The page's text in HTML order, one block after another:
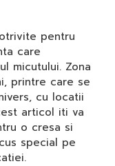
pentru
care
micutului. Zona
printre care se
cu locatii
articol iti va
o cresa si
special pe